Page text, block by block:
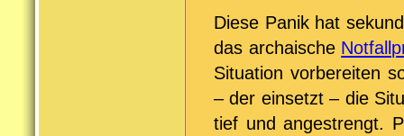
Diese Panik hat
das archaische
Situation vorbereiten
– der einsetzt – die
tief und angestrengt.